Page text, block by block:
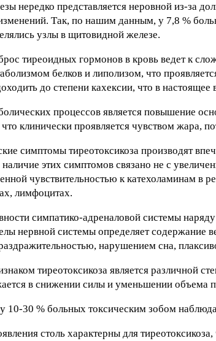
нередко представляется неровной из-за
Так, по нашим данным, у 7,8 %
узлы в щитовидной железе.
тиреоидных гормонов в кровь ведет к
белков и липолизом, что
до степени кахексии, что в настоящее
процессов является повышение
клинически проявляется чувством жара,
симптомы тиреотоксикоза производят
наличие этих симптомов связано не с
чувствительностью к катехоламинам в
лимфоцитах.
симпатико-адреналовой системы
нервной системы определяет
нарушением сна,
тиреотоксикоза является различной
в снижении силы и уменьшении объема
10-30 % больных токсическим зобом
столь характерны для